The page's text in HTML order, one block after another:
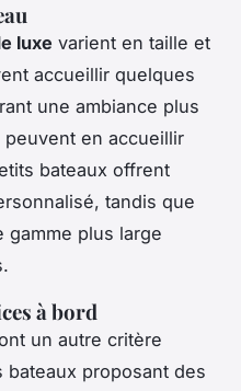
luxe varient en taille et
accueillir quelques
une ambiance plus
en accueillir
bateaux offrent
tandis que
plus large
à bord
un autre critère
bateaux proposant des